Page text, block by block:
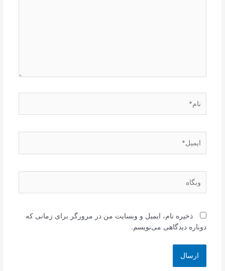
ذخیره نام، ایمیل و وبسایت من در مرورگر برای زمانی که
دوباره دیدگاهی می‌نویسم.